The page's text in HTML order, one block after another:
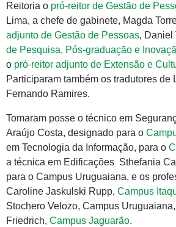
Reitoria o pró-reitor de Gestão de
Lima, a chefe de gabinete, Magda
adjunto de Gestão de Pessoas, Daniel
de Pesquisa, Pós-graduação e
o pró-reitor adjunto de Extensão e
Participaram também os tradutores de
Fernando Ramires.
Tomaram posse o técnico em
Araújo Costa, designado para o
em Tecnologia da Informação, para o
a técnica em Edificações Sthefania
para o Campus Uruguaiana, e os
Caroline Jaskulski Rupp, Campus
Stochero Velozo, Campus
Friedrich, Campus Jaguarão.